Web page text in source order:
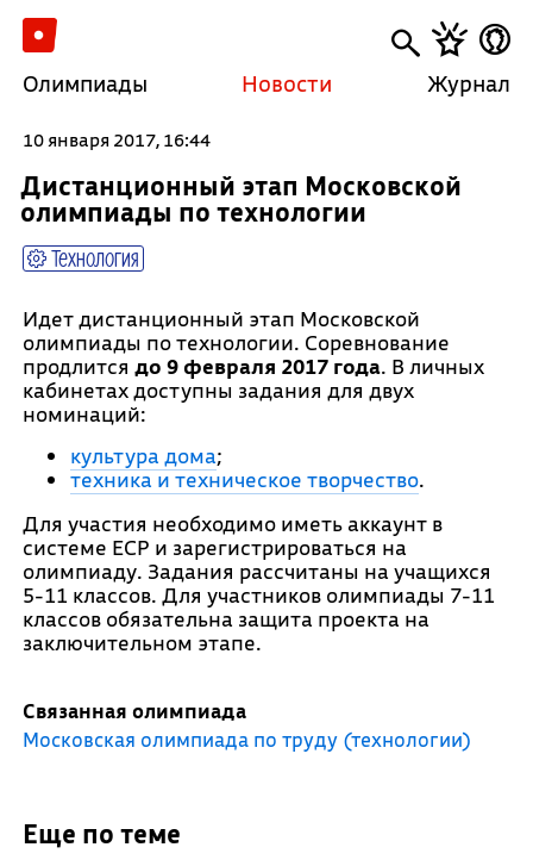
Олимпиады Новости Журнал
10 января 2017, 16:44
Дистанционный этап Московской
олимпиады по технологии
Технология
Идет дистанционный этап Московской
олимпиады по технологии. Соревнование
продлится до 9 февраля 2017 года. В личных
кабинетах доступны задания для двух
номинаций:
культура дома;
техника и техническое творчество.
Для участия необходимо иметь аккаунт в
системе ЕСР и зарегистрироваться на
олимпиаду. Задания рассчитаны на учащихся
5-11 классов. Для участников олимпиады 7-11
классов обязательна защита проекта на
заключительном этапе.
Связанная олимпиада
Московская олимпиада по труду (технологии)
Еще по теме